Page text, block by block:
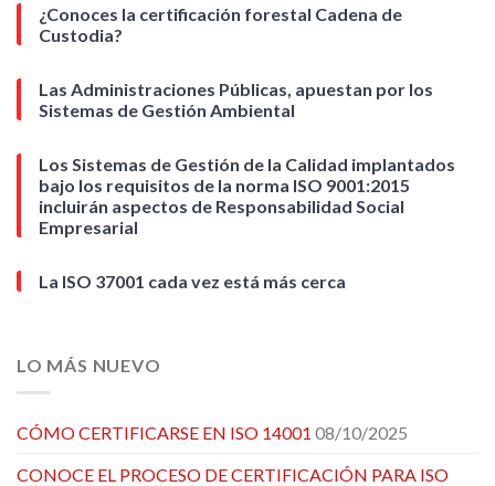
¿Conoces la certificación forestal Cadena de
Custodia?
Las Administraciones Públicas, apuestan por los
Sistemas de Gestión Ambiental
Los Sistemas de Gestión de la Calidad implantados
bajo los requisitos de la norma ISO 9001:2015
incluirán aspectos de Responsabilidad Social
Empresarial
La ISO 37001 cada vez está más cerca
LO MÁS NUEVO
CÓMO CERTIFICARSE EN ISO 14001 08/10/2025
CONOCE EL PROCESO DE CERTIFICACIÓN PARA ISO